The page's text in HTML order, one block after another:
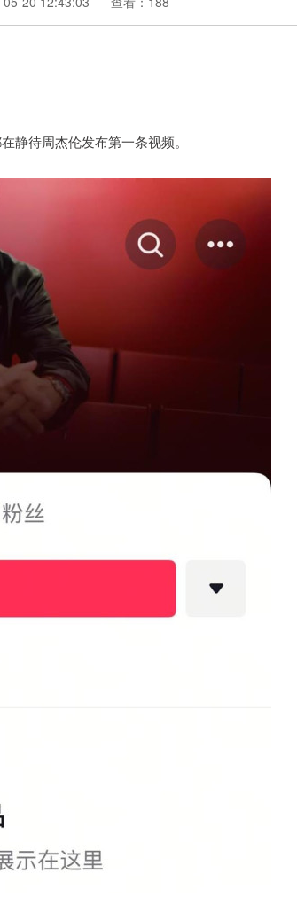
静待周杰伦发布第一条视频。